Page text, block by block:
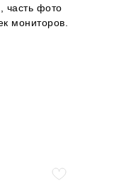
часть фото
мониторов.